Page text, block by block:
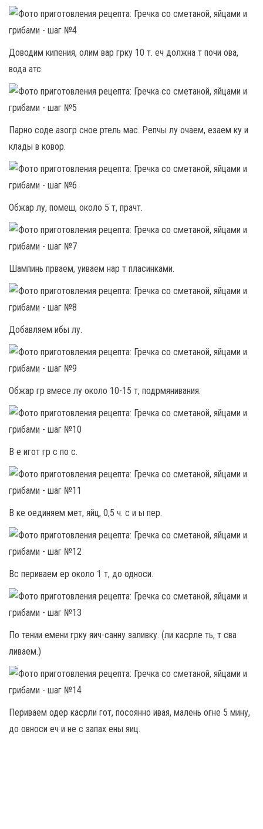
Доводим кипения, олим вар грку 10 т. еч должна т почи ова,
вода атс.
Парно соде азогр сное ртель мас. Репчы лу очаем, езаем ку и
клады в ковор.
Обжар лу, помеш, около 5 т, прачт.
Шампинь прваем, уиваем нар т пласинками.
Добавляем ибы лу.
Обжар гр вмесе лу около 10-15 т, подрмянивания.
В е игот гр с по с.
В ке оединяем мет, яйц, 0,5 ч. с и ы пер.
Вс периваем ер около 1 т, до односи.
По тении емени грку яич-санну заливку. (ли касрле ть, т сва
ливаем.)
Периваем одер касрли гот, посоянно ивая, малень огне 5 мину,
до овноси еч и не с запах ены яиц.